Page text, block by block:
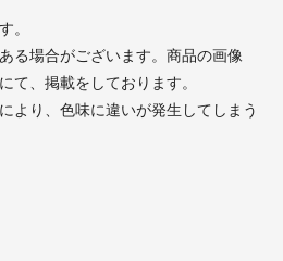
。
る場合がございます。商品の画像
て、掲載をしております。
より、色味に違いが発生してしまう